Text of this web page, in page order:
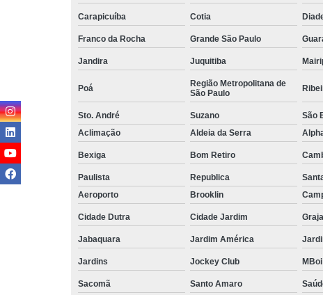
Carapicuíba Cotia
Franco da Rocha Grande São Paulo
Jandira Juquitiba
Poá
Região Metropolitana de
São Paulo
Sto. André Suzano São
Aclimação
Aldeia da Serra
Bexiga Bom Retiro
Paulista Republica
Aeroporto
Brooklin
Cidade Dutra Cidade Jardim
Jabaquara Jardim América
Jardins Jockey Club
Sacomã Santo Amaro